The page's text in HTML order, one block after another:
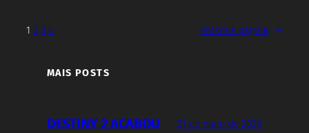
1 2 3 4 Próxima página →
MAIS POSTS
DESTINY 2 ACABOU 21 de maio de 2026